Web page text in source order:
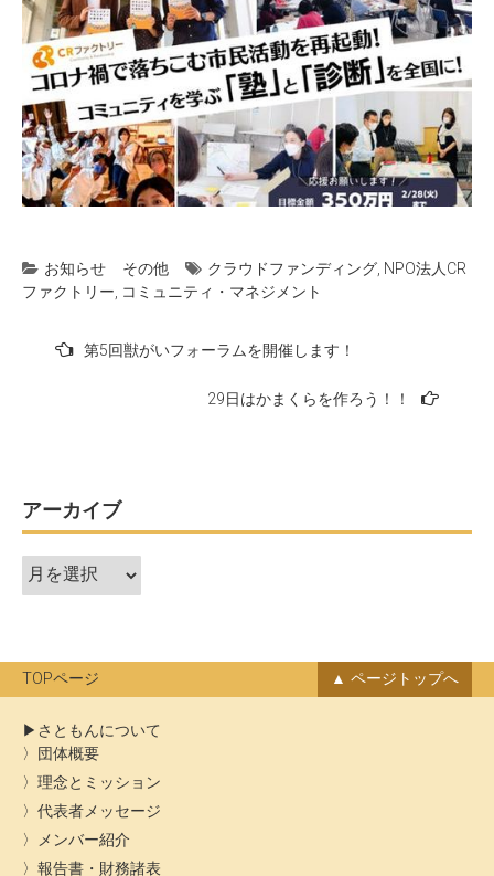
お知らせ その他 クラウドファンディング NPO法人CR
ファクトリー コミュニティ・マネジメント
ー
シ
ョ
第5回獣がいフォーラムを開催します！
29日はかまくらを作ろう！！
アーカイブ
ア
ー
ブ
TOPページ ページトップへ
さともんについて
団体概要
理念とミッション
代表者メッセージ
メンバー紹介
報告書・財務諸表